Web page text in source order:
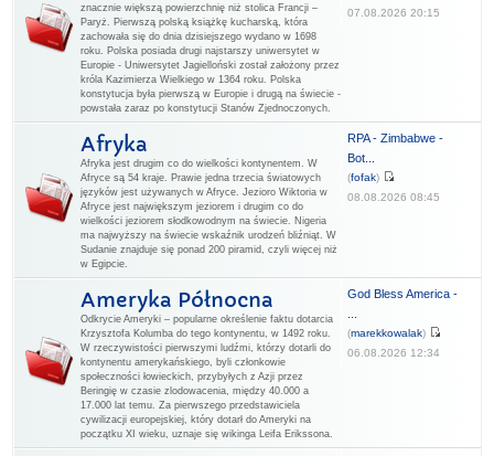
znacznie większą powierzchnię niż stolica Francji –
Paryż. Pierwszą polską książkę kucharską, która
zachowała się do dnia dzisiejszego wydano w 1698
roku. Polska posiada drugi najstarszy uniwersytet w
Europie - Uniwersytet Jagielloński został założony przez
króla Kazimierza Wielkiego w 1364 roku. Polska
konstytucja była pierwszą w Europie i drugą na świecie -
powstała zaraz po konstytucji Stanów Zjednoczonych.
07.08.2026 20:15
Afryka
Afryka jest drugim co do wielkości kontynentem. W
Afryce są 54 kraje. Prawie jedna trzecia światowych
języków jest używanych w Afryce. Jezioro Wiktoria w
Afryce jest największym jeziorem i drugim co do
wielkości jeziorem słodkowodnym na świecie. Nigeria
ma najwyższy na świecie wskaźnik urodzeń bliźniąt. W
Sudanie znajduje się ponad 200 piramid, czyli więcej niż
w Egipcie.
RPA - Zimbabwe -
Bot...
(fofak)
08.08.2026 08:45
Ameryka Północna
Odkrycie Ameryki – popularne określenie faktu dotarcia
Krzysztofa Kolumba do tego kontynentu, w 1492 roku.
W rzeczywistości pierwszymi ludźmi, którzy dotarli do
kontynentu amerykańskiego, byli członkowie
społeczności łowieckich, przybyłych z Azji przez
Beringię w czasie zlodowacenia, między 40.000 a
17.000 lat temu. Za pierwszego przedstawiciela
cywilizacji europejskiej, który dotarł do Ameryki na
początku XI wieku, uznaje się wikinga Leifa Erikssona.
God Bless America -
(marekkowalak)
06.08.2026 12:34